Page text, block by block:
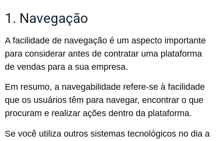
1. Navegação
A facilidade de navegação é um aspecto importante
para considerar antes de contratar uma plataforma
de vendas para a sua empresa.
Em resumo, a navegabilidade refere-se à facilidade
que os usuários têm para navegar, encontrar o que
procuram e realizar ações dentro da plataforma.
Se você utiliza outros sistemas tecnológicos no dia a